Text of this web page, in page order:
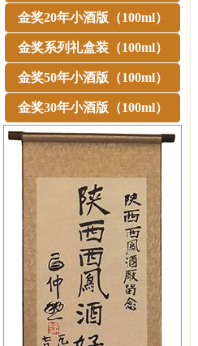
金奖20年小酒版（100ml）
金奖系列礼盒装（100ml）
金奖50年小酒版（100ml）
金奖30年小酒版（100ml）